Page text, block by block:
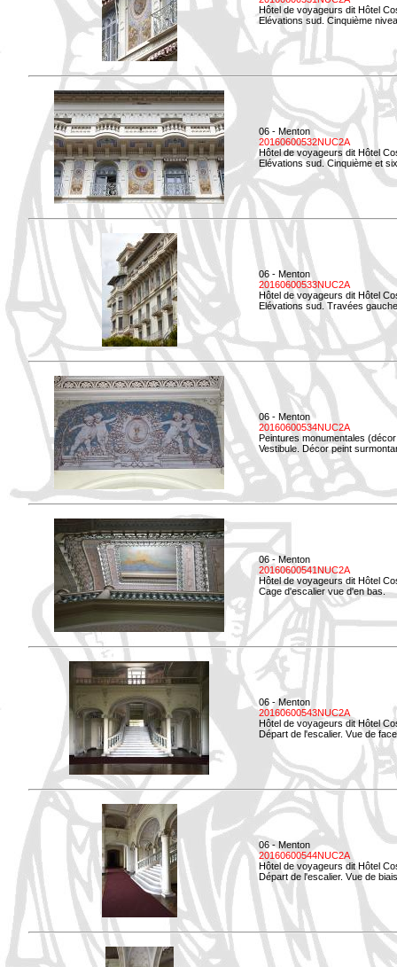
Hôtel de voyageurs dit Hôtel
Elévations sud. Cinquième
06 - Menton
20160600532NUC2A
Hôtel de voyageurs dit Hôtel
Elévations sud. Cinquième et
06 - Menton
20160600533NUC2A
Hôtel de voyageurs dit Hôtel
Elévations sud. Travées
06 - Menton
20160600534NUC2A
Peintures monumentales
Vestibule. Décor peint
06 - Menton
20160600541NUC2A
Hôtel de voyageurs dit Hôtel
Cage d'escalier vue d'en bas.
06 - Menton
20160600543NUC2A
Hôtel de voyageurs dit Hôtel
Départ de l'escalier. Vue de
06 - Menton
20160600544NUC2A
Hôtel de voyageurs dit Hôtel
Départ de l'escalier. Vue de